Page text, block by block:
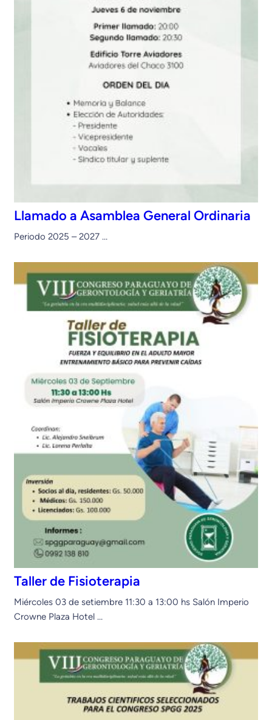
Llamado a Asamblea General Ordinaria
Periodo 2025 – 2027 …
Taller de Fisioterapia
Miércoles 03 de setiembre 11:30 a 13:00 hs Salón Imperio
Crowne Plaza Hotel …